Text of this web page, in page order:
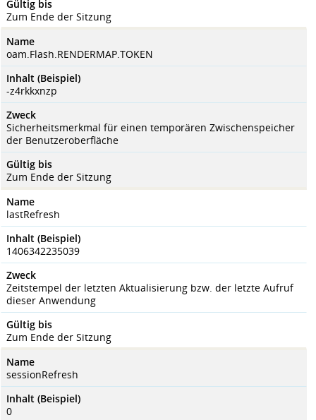
Gültig bis
Zum Ende der Sitzung
Name
oam.Flash.RENDERMAP.TOKEN
Inhalt (Beispiel)
-z4rkkxnzp
Zweck
Sicherheitsmerkmal für einen temporären Zwischenspeicher
der Benutzeroberfläche
Gültig bis
Zum Ende der Sitzung
Name
lastRefresh
Inhalt (Beispiel)
1406342235039
Zweck
Zeitstempel der letzten Aktualisierung bzw. der letzte Aufruf
dieser Anwendung
Gültig bis
Zum Ende der Sitzung
Name
sessionRefresh
Inhalt (Beispiel)
0